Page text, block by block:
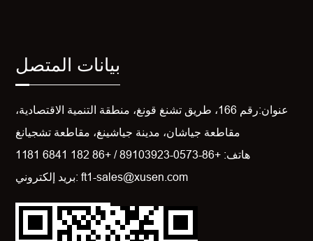
بيانات المتصل
عنوان:رقم 166، طريق تشنغ قونغ، منطقة التنمية الاقتصادية،
مقاطعة جياشان، مدينة جياشينغ، مقاطعة تشجيانغ
هاتف: +86-0573-89103923 / +86 182 6841 1181
بريد إلكتروني: ft1-sales@xusen.com